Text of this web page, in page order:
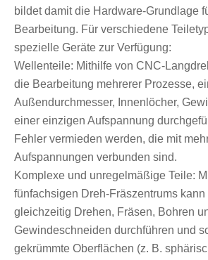
bildet damit die Hardware-Grundlage
Bearbeitung. Für verschiedene
spezielle Geräte zur Verfügung:
Wellenteile: Mithilfe von CNC-
die Bearbeitung mehrerer Prozesse,
Außendurchmesser, Innenlöcher,
einer einzigen Aufspannung
Fehler vermieden werden, die mit
Aufspannungen verbunden sind.
Komplexe und unregelmäßige Teile:
fünfachsigen Dreh-Fräszentrums
gleichzeitig Drehen, Fräsen, Bohren
Gewindeschneiden durchführen und
gekrümmte Oberflächen (z. B.